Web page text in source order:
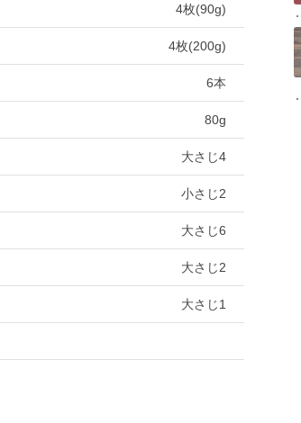
4枚(90g)
4枚(200g)
6本
80g
大さじ4
小さじ2
大さじ6
大さじ2
大さじ1